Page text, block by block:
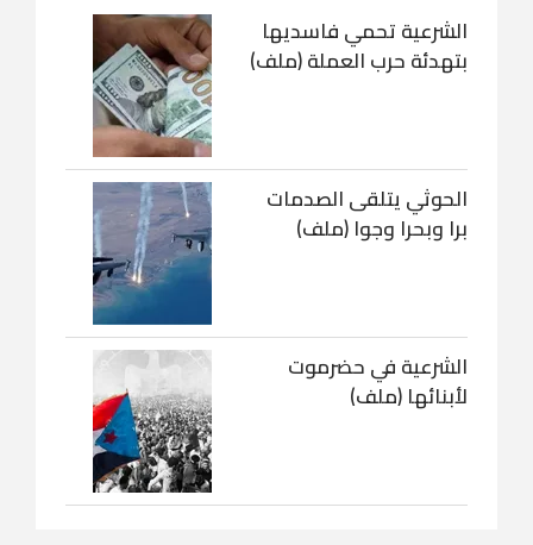
الشرعية تحمي فاسديها
بتهدئة حرب العملة (ملف)
الحوثي يتلقى الصدمات
برا وبحرا وجوا (ملف)
الشرعية في حضرموت
لأبنائها (ملف)